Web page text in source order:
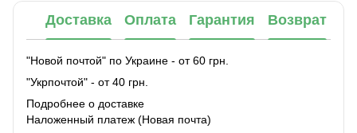
Доставка Оплата Гарантия Возврат
"Новой почтой" по Украине - от 60 грн.
"Укрпочтой" - от 40 грн.
Подробнее о доставке
Наложенный платеж (Новая почта)